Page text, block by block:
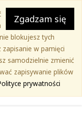
Zgadzam się
blokujesz tych
w pamięci
samodzielnie zmienić
zapisywanie plików
prywatności